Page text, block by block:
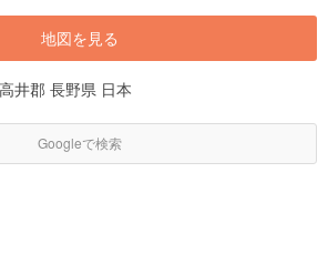
地図を見る
井郡 長野県 日本
Googleで検索